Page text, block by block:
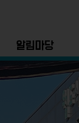
알림마당